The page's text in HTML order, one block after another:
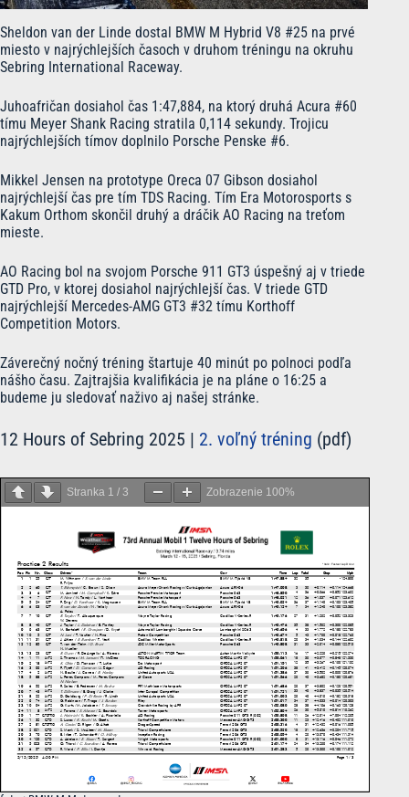
Sheldon van der Linde dostal BMW M Hybrid V8 #25 na prvé
miesto v najrýchlejších časoch v druhom tréningu na okruhu
Sebring International Raceway.
Juhoafričan dosiahol čas 1:47,884, na ktorý druhá Acura #60
tímu Meyer Shank Racing stratila 0,114 sekundy. Trojicu
najrýchlejších tímov doplnilo Porsche Penske #6.
Mikkel Jensen na prototype Oreca 07 Gibson dosiahol
najrýchlejší čas pre tím TDS Racing. Tím Era Motorosports s
Kakum Orthom skončil druhý a dráčik AO Racing na treťom
mieste.
AO Racing bol na svojom Porsche 911 GT3 úspešný aj v triede
GTD Pro, v ktorej dosiahol najrýchlejší čas. V triede GTD
najrýchlejší Mercedes-AMG GT3 #32 tímu Korthoff
Competition Motors.
Záverečný nočný tréning štartuje 40 minút po polnoci podľa
nášho času. Zajtrajšia kvalifikácia je na pláne o 16:25 a
budeme ju sledovať naživo aj našej stránke.
12 Hours of Sebring 2025 | 2. voľný tréning (pdf)
Stranka 1 / 3 Zobrazenie 100%